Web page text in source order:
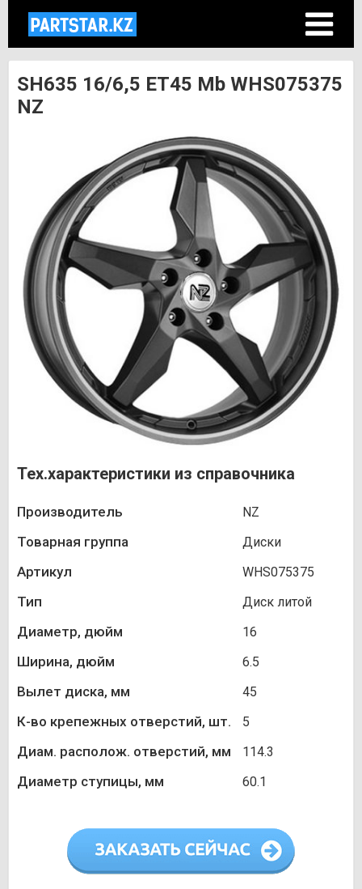
SH635 16/6,5 ET45 Mb WHS075375
NZ
Тех.характеристики из справочника
Производитель NZ
Товарная группа Диски
Артикул WHS075375
Тип Диск литой
Диаметр, дюйм 16
Ширина, дюйм 6.5
Вылет диска, мм 45
К-во крепежных отверстий, шт. 5
Диам. располож. отверстий, мм 114.3
Диаметр ступицы, мм 60.1